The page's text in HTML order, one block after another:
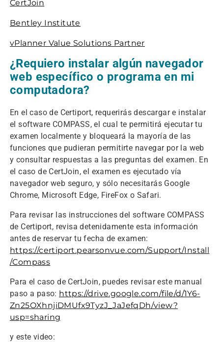
CertJoin
Bentley Institute
vPlanner Value Solutions Partner
¿Requiero instalar algún navegador
web específico o programa en mi
computadora?
En el caso de Certiport, requerirás descargar e instalar
el software COMPASS, el cual te permitirá ejecutar tu
examen localmente y bloqueará la mayoría de las
funciones que pudieran permitirte navegar por la web
y consultar respuestas a las preguntas del examen. En
el caso de CertJoin, el examen es ejecutado vía
navegador web seguro, y sólo necesitarás Google
Chrome, Microsoft Edge, FireFox o Safari.
Para revisar las instrucciones del software COMPASS
de Certiport, revisa detenidamente esta información
antes de reservar tu fecha de examen:
https://certiport.pearsonvue.com/Support/Install
/Compass
Para el caso de CertJoin, puedes revisar este manual
paso a paso: https://drive.google.com/file/d/1Y6-
Zn25OXhnjiDMUfx9TyzJ_JaJefqDh/view?
usp=sharing
y este video: